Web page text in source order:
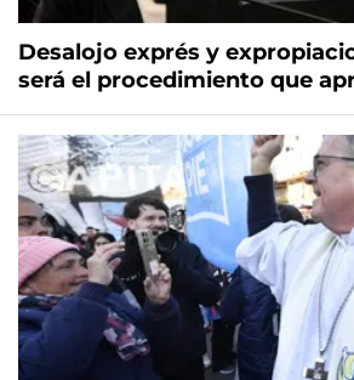
Desalojo exprés y
será el procedimiento que